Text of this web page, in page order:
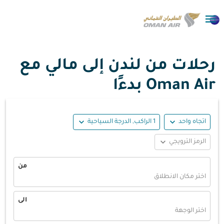

رحلات من لندن إلى مالي مع
Oman Air بدءًا
اتجاه واحد expand_more 1 الراكب, الدرجة السياحية expand_more
الرمز الترويجي expand_more
من
اختر مكان الانطلاق
الى
اختر الوجهة